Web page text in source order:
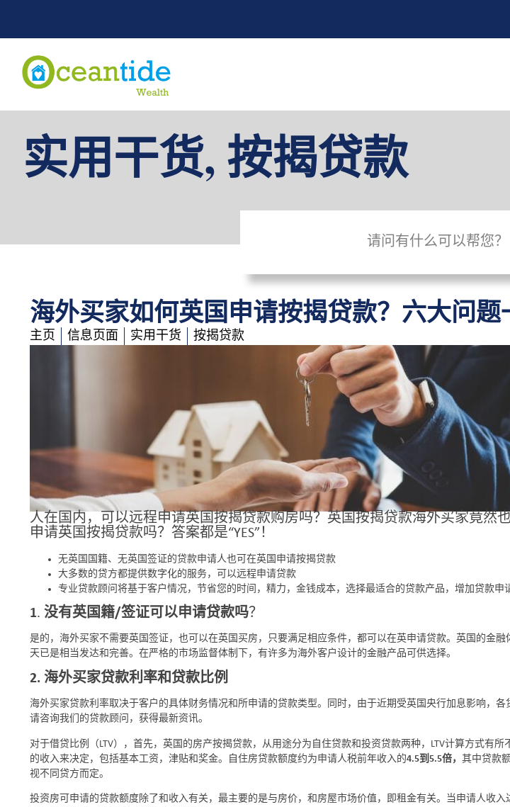
实用干货,按揭贷款
请问有什么可以帮您？
海外买家如何英国申请按揭贷款？六大问题
主页 信息页面 实用干货 按揭贷款
人在国内，可以远程申请英国按揭贷款购房吗？英国按揭贷款海外买家竟然
申请英国按揭贷款吗？答案都是“YES”！
无英国国籍、无英国签证的贷款申请人也可在英国申请按揭贷款
大多数的贷方都提供数字化的服务，可以远程申请贷款
专业贷款顾问将基于客户情况，节省您的时间，精力，金钱成本，选择最适合的贷款产品，增加贷款申
1. 没有英国籍/签证可以申请贷款吗？
是的，海外买家不需要英国签证，也可以在英国买房，只要满足相应条件，都可以在英申请贷款。英国的金
天已是相当发达和完善。在严格的市场监督体制下，有许多为海外客户设计的金融产品可供选择。
2. 海外买家贷款利率和贷款比例
海外买家贷款利率取决于客户的具体财务情况和所申请的贷款类型。同时，由于近期受英国央行加息影响，
请咨询我们的贷款顾问，获得最新资讯。
对于借贷比例（LTV），首先，英国的房产按揭贷款，从用途分为自住贷款和投资贷款两种，LTV计算方式有
的收入来决定，包括基本工资，津贴和奖金。自住房贷款额度约为申请人税前年收入的4.5到5.5倍， 其中贷款
视不同贷方而定。
投资房可申请的贷款额度除了和收入有关，最主要的是与房价，和房屋市场价值，即租金有关。当申请人收
amazing service
07/18/2020